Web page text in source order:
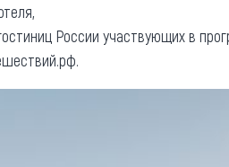
России участвующих в